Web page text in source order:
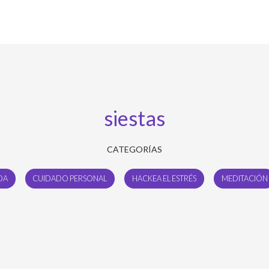
siestas
CATEGORÍAS
CUIDADO PERSONAL HACKEA EL ESTRÉS MEDITACIÓN